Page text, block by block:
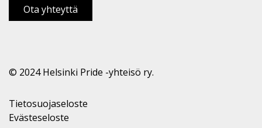
Ota yhteyttä
© 2024 Helsinki Pride -yhteisö ry.
Tietosuojaseloste
Evästeseloste